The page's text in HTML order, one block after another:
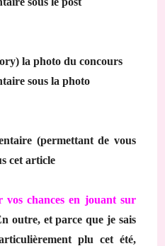
la photo du concours
sous la photo
(permettant de vous
cet article
vos chances en jouant sur
outre, et parce que je sais
plu cet été,